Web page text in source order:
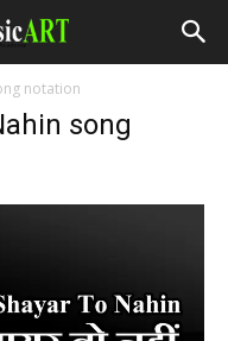
notation
song